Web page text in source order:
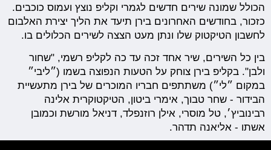
הכולל שמונה שירים חדשים לגמרי וקליפ נוצץ ועמוס כוכבים.
כזכור, בחודשים האחרונים בירן תיעד את הליך יצירת האלבום
לחשבון הטיקטוק שלו ונתן מעט הצצה לשירים הכלולים בו.
בין כל השירים, שיר אחד זכה עד כה לקליפ רשמי, "שחור
ולבן". בקליפ בירן צוחק על הטעות הנפוצה בשמו (״ליבי״
במקום ״לי״) משתתפים חבריו המוכרים של בירן מתעשיית
הבידור - שחר טבוך, אימרי ביטון, הטיקטוקרית אלינה
רבינוביץ׳, טל מוסרי, אילן רוזנפלד, דניאל מורשת וכמובן
אשתו - אליאנה תדהר.